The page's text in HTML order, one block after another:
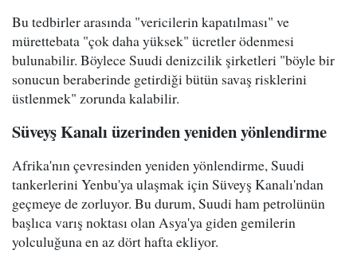
Bu tedbirler arasında "vericilerin kapatılması" ve
mürettebata "çok daha yüksek" ücretler ödenmesi
bulunabilir. Böylece Suudi denizcilik şirketleri "böyle bir
sonucun beraberinde getirdiği bütün savaş risklerini
üstlenmek" zorunda kalabilir.
Süveyş Kanalı üzerinden yeniden yönlendirme
Afrika'nın çevresinden yeniden yönlendirme, Suudi
tankerlerini Yenbu'ya ulaşmak için Süveyş Kanalı'ndan
geçmeye de zorluyor. Bu durum, Suudi ham petrolünün
başlıca varış noktası olan Asya'ya giden gemilerin
yolculuğuna en az dört hafta ekliyor.